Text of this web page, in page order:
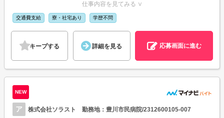
仕事内容を見てみる ∨
交通費支給 寮・社宅あり 学歴不問
キープする 詳細を見る 応募画面に進む
NEW
ア 株式会社ソラスト 勤務地：豊川市民病院/2312600105-007